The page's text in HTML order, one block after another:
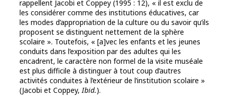
rappellent Jacobi et Coppey (1995 : 12), « il est exclu de
les considérer comme des institutions éducatives, car
les modes d’appropriation de la culture ou du savoir qu’ils
proposent se distinguent nettement de la sphère
scolaire ». Toutefois, « [a]vec les enfants et les jeunes
conduits dans l’exposition par des adultes qui les
encadrent, le caractère non formel de la visite muséale
est plus difficile à distinguer à tout coup d’autres
activités conduites à l’extérieur de l’institution scolaire »
(Jacobi et Coppey,Ibid.).